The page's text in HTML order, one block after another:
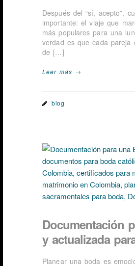
Después del “sí, acepto”,
importante: el viaje que
más populares para una
verdad es que cada pareja
de […]
Leer más →
blog
Documentación
y actualizada
Planear una boda es